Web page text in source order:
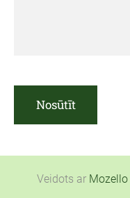
Veidots ar Mozello